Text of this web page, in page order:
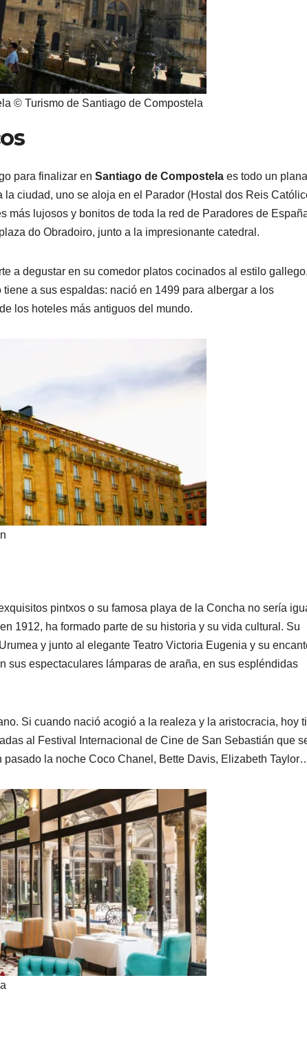
© Turismo de Santiago de Compostela
para finalizar en Santiago de Compostela es todo un
ciudad, uno se aloja en el Parador (Hostal dos Reis
más lujosos y bonitos de toda la red de Paradores de
do Obradoiro, junto a la impresionante catedral.
a degustar en su comedor platos cocinados al estilo
a sus espaldas: nació en 1499 para albergar a los
los hoteles más antiguos del mundo.
pintxos o su famosa playa de la Concha no sería
1912, ha formado parte de su historia y su vida cultural. Su
y junto al elegante Teatro Victoria Eugenia y su
sus espectaculares lámparas de araña, en sus espléndidas
Si cuando nació acogió a la realeza y la aristocracia, hoy
al Festival Internacional de Cine de San Sebastián que
la noche Coco Chanel, Bette Davis, Elizabeth